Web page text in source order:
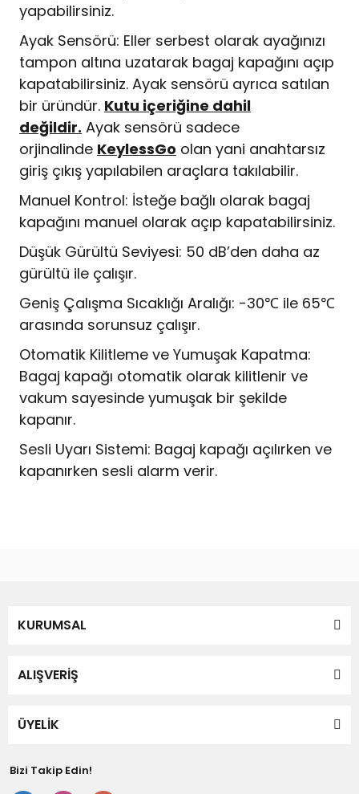
yapabilirsiniz.
Ayak Sensörü: Eller serbest olarak ayağınızı
tampon altına uzatarak bagaj kapağını açıp
kapatabilirsiniz. Ayak sensörü ayrıca satılan
bir üründür. Kutu içeriğine dahil
değildir. Ayak sensörü sadece
orjinalinde KeylessGo olan yani anahtarsız
giriş çıkış yapılabilen araçlara takılabilir.
Manuel Kontrol: İsteğe bağlı olarak bagaj
kapağını manuel olarak açıp kapatabilirsiniz.
Düşük Gürültü Seviyesi: 50 dB’den daha az
gürültü ile çalışır.
Geniş Çalışma Sıcaklığı Aralığı: -30℃ ile 65℃
arasında sorunsuz çalışır.
Otomatik Kilitleme ve Yumuşak Kapatma:
Bagaj kapağı otomatik olarak kilitlenir ve
vakum sayesinde yumuşak bir şekilde
kapanır.
Sesli Uyarı Sistemi: Bagaj kapağı açılırken ve
kapanırken sesli alarm verir.
Ürün resmi kalitesiz, bozuk veya görüntülenemiyor.
Ürün bilgilerinde hatalar bulunuyor.
Bu ürüne benzer farklı alternatifler olmalı.
KURUMSAL
ALIŞVERİŞ
ÜYELİK
Bizi Takip Edin!